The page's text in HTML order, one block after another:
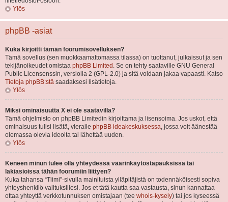
Ylös
phpBB -asiat
Kuka kirjoitti tämän foorumisovelluksen?
Tämä sovellus (sen muokkaamattomassa tilassa) on tuottanut, julkaissut ja sen
tekijänoikeudet omistaa phpBB Limited . Se on tehty saataville GNU General
Public Licensenssin, versiolla 2 (GPL-2.0) ja sitä voidaan jakaa vapaasti. Katso
Tietoja phpBB:stä saadaksesi lisätietoja.
Ylös
Miksi ominaisuutta X ei ole saatavilla?
Tämä ohjelmisto on phpBB Limitedin kirjoittama ja lisensoima. Jos uskot, että
ominaisuus tulisi lisätä, vieraile phpBB ideakeskuksessa, jossa voit äänestää
olemassa olevia ideoita tai lähettää uuden.
Ylös
Keneen minun tulee olla yhteydessä väärinkäytöstapauksissa tai
lakiasioissa tähän foorumiin liittyen?
Kuka tahansa “Tiimi”-sivulla mainituista ylläpitäjistä on todennäköisesti sopiva
yhteyshenkilö valituksillesi. Jos et tätä kautta saa vastausta, sinun kannattaa
ottaa yhteyttä verkkotunnuksen omistajaan (tee whois-kysely) tai jos kyseessä